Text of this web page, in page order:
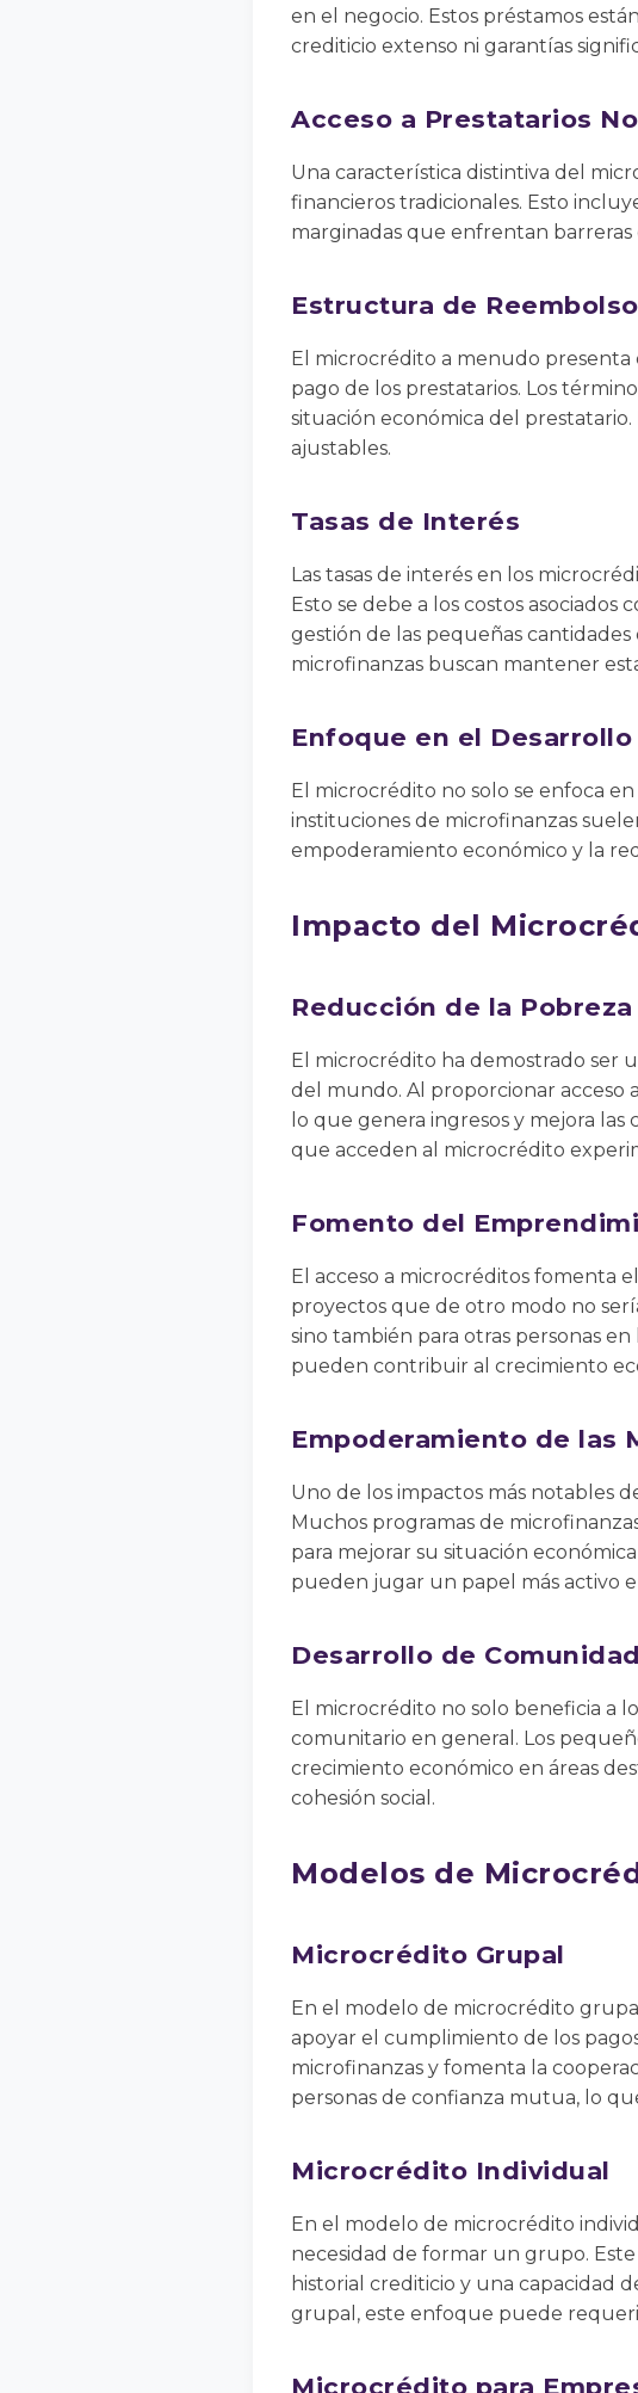
en el negocio. Estos préstamos
crediticio extenso ni garantías
Acceso a Prestatarios
Una característica distintiva del
financieros tradicionales. Esto
marginadas que enfrentan barreras
Estructura de
El microcrédito a menudo presenta
pago de los prestatarios. Los
situación económica del
ajustables.
Tasas de Interés
Las tasas de interés en los
Esto se debe a los costos
gestión de las pequeñas
microfinanzas buscan mantener
Enfoque en el Desarrollo
El microcrédito no solo se enfoca
instituciones de microfinanzas
empoderamiento económico y la
Impacto del
Reducción de la Pobreza
El microcrédito ha demostrado ser
del mundo. Al proporcionar acceso
lo que genera ingresos y mejora
que acceden al microcrédito
Fomento del
El acceso a microcréditos fomenta
proyectos que de otro modo no
sino también para otras personas
pueden contribuir al crecimiento
Empoderamiento de las
Uno de los impactos más notables
Muchos programas de
para mejorar su situación
pueden jugar un papel más activo
Desarrollo de
El microcrédito no solo beneficia a
comunitario en general. Los
crecimiento económico en áreas
cohesión social.
Modelos de
Microcrédito Grupal
En el modelo de microcrédito
apoyar el cumplimiento de los
microfinanzas y fomenta la
personas de confianza mutua, lo
Microcrédito Individual
En el modelo de microcrédito
necesidad de formar un grupo.
historial crediticio y una capacidad
grupal, este enfoque puede
Microcrédito para